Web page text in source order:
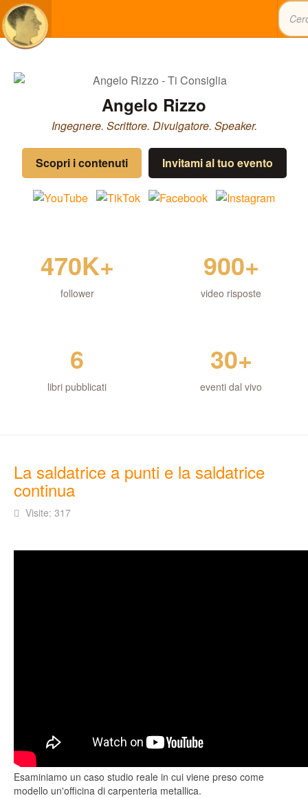
Angelo Rizzo
Ingegnere. Scrittore. Divulgatore. Speaker.
Scopri i contenuti Invitami al tuo evento
470K+
follower
900+
video risposte
6
libri pubblicati
30+
eventi dal vivo
La saldatrice a punti e la saldatrice
continua
Visite: 317
Esaminiamo un caso studio reale in cui viene preso come
modello un'officina di carpenteria metallica.